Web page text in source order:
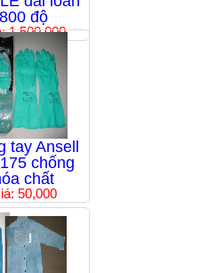
800 độ
1,500,000
tay Ansell
chống
chất
50,000